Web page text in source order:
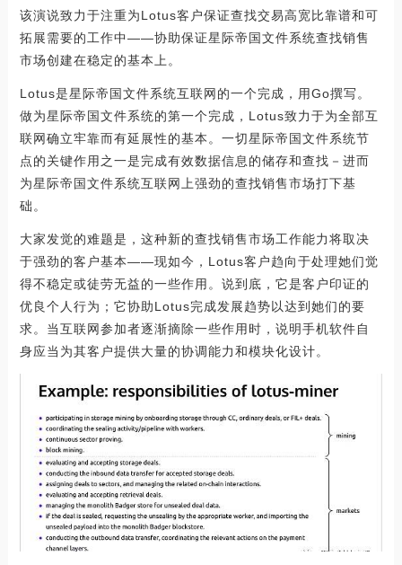
该演说致力于注重为Lotus客户保证查找交易高宽比靠谱和可
拓展需要的工作中——协助保证星际帝国文件系统查找销售
市场创建在稳定的基本上。
Lotus是星际帝国文件系统互联网的一个完成，用Go撰写。
做为星际帝国文件系统的第一个完成，Lotus致力于为全部互
联网确立牢靠而有延展性的基本。一切星际帝国文件系统节
点的关键作用之一是完成有效数据信息的储存和查找－进而
为星际帝国文件系统互联网上强劲的查找销售市场打下基
础。
大家发觉的难题是，这种新的查找销售市场工作能力将取决
于强劲的客户基本——现如今，Lotus客户趋向于处理她们觉
得不稳定或徒劳无益的一些作用。说到底，它是客户印证的
优良个人行为；它协助Lotus完成发展趋势以达到她们的要
求。当互联网参加者逐渐摘除一些作用时，说明手机软件自
身应当为其客户提供大量的协调能力和模块化设计。